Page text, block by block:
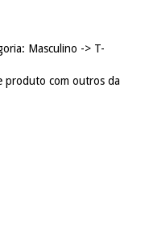
Masculino -> T-
produto com outros da